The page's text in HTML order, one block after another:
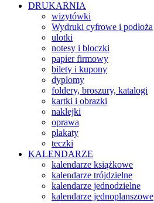
DRUKARNIA
wizytówki
Wydruki cyfrowe i podłoża
ulotki
notesy i bloczki
papier firmowy
bilety i kupony
dyplomy
foldery, broszury, katalogi
kartki i obrazki
naklejki
oprawa
plakaty
teczki
KALENDARZE
kalendarze książkowe
kalendarze trójdzielne
kalendarze jednodzielne
kalendarze jednoplanszowe